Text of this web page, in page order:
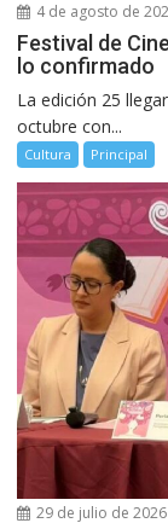
4 de agosto de
Festival de
lo confirmado
La edición 25
octubre con...
Cultura Principal
29 de julio de 2026